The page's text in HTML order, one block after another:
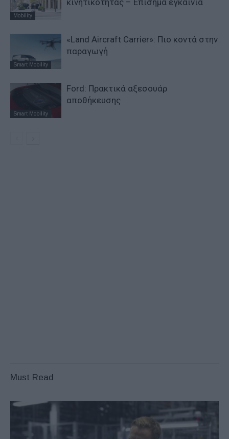
Mobility
κινητικότητας – Επίσημα εγκαίνια
Smart Mobility
«Land Aircraft Carrier»: Πιο κοντά στην
παραγωγή
Smart Mobility
Ford: Πρακτικά αξεσουάρ
αποθήκευσης
Must Read